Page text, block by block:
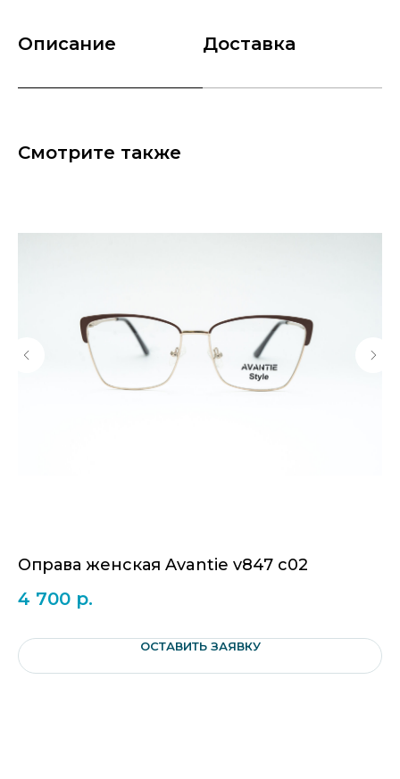
Описание Доставка
Смотрите также
Оправа женская Avantie v847 c02
4 700 р.
ОСТАВИТЬ ЗАЯВКУ